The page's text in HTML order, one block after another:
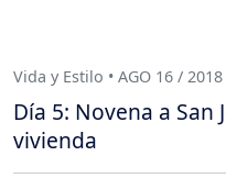
Vida y Estilo • AGO 16 / 2018
Día 5: Novena a San
vivienda